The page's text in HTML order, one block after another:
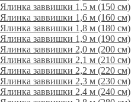
Ялинка заввишки 1,5 м (150 см)
Ялинка заввишки 1,6 м (160 см)
Ялинка заввишки 1,8 м (180 см)
Ялинка заввишки 1,9 м (190 см)
Ялинка заввишки 2,0 м (200 см)
Ялинка заввишки 2,1 м (210 см)
Ялинка заввишки 2,2 м (220 см)
Ялинка заввишки 2,3 м (230 см)
Ялинка заввишки 2,4 м (240 см)